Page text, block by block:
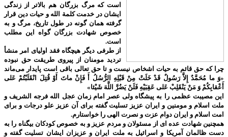
است که مرگ بزرگان هم بالاتر از زندگی
ایشان در خدمت کلمة الله و حیات دین قرار
گرفته همان گونه در طول تاریخ، مرگ و به
خصوص شهادت بزرگان گواه این مطلب
است.
از طرفی دیگر هیچگاه فقد اولیای امر منشأ
تردید مومنان از پیروی طریقت حق نبوده
چرا که حق قائم به حیات اشخاص نیست و تا حق تعالی باقی است پایدار می‌ماند
«وَ ما مُحَمَّدٌ إِلاَّ رَسُولٌ قَدْ خَلَتْ مِنْ قَبْلِهِ الرُّسُلُ أَ فَإِنْ ماتَ أَوْ قُتِلَ انْقَلَبْتُمْ عَلى‌
أَعْقابِكُمْ وَ مَنْ يَنْقَلِبْ عَلى‌ عَقِبَيْهِ فَلَنْ يَضُرَّ اللَّهَ شَيْئا»
این مصیبت عظمی را به پیشگاه ولی عصر امام زمان عجل الله فرجه الشریف و
ملت اسلام و مومنین و ایران عزیز تسلیت گفته برای آن عزیز علو درجات و برای
امت اسلام و ایران دوام عزت و نصرت الهی را خواستارم.
همچنین شهادت عده ای از مسئولان و مردم عزیز و به خصوص کودکان بیگناه را به
دست ظالمان آمریکا و اسرائیل به ملت ایران و عزیزان ایشان تسلیت گفته و